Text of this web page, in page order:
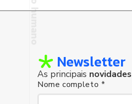
Newsletter
As principais novidades
Nome completo *